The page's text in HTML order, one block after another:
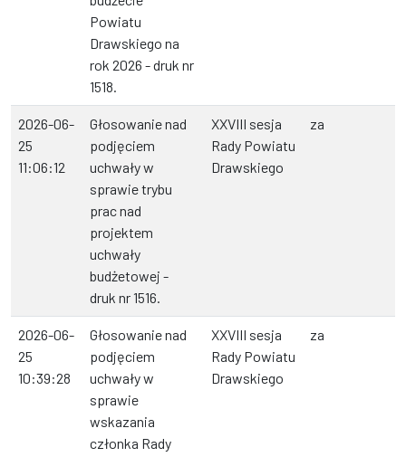
Powiatu
Drawskiego na
rok 2026 - druk nr
1518.
2026-06-
25
11:06:12
Głosowanie nad
podjęciem
uchwały w
sprawie trybu
prac nad
projektem
uchwały
budżetowej -
druk nr 1516.
XXVIII sesja
Rady Powiatu
Drawskiego
za
2026-06-
25
10:39:28
Głosowanie nad
podjęciem
uchwały w
sprawie
wskazania
członka Rady
XXVIII sesja
Rady Powiatu
Drawskiego
za